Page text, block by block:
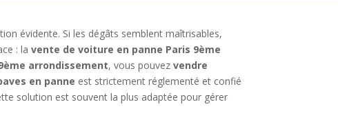
évidente. Si les dégâts semblent maîtrisables,
: lavente de voiture en panne Paris 9ème
arrondissement, vous pouvezvendre
en panne est strictement réglementé et confié
solution est souvent la plus adaptée pour gérer